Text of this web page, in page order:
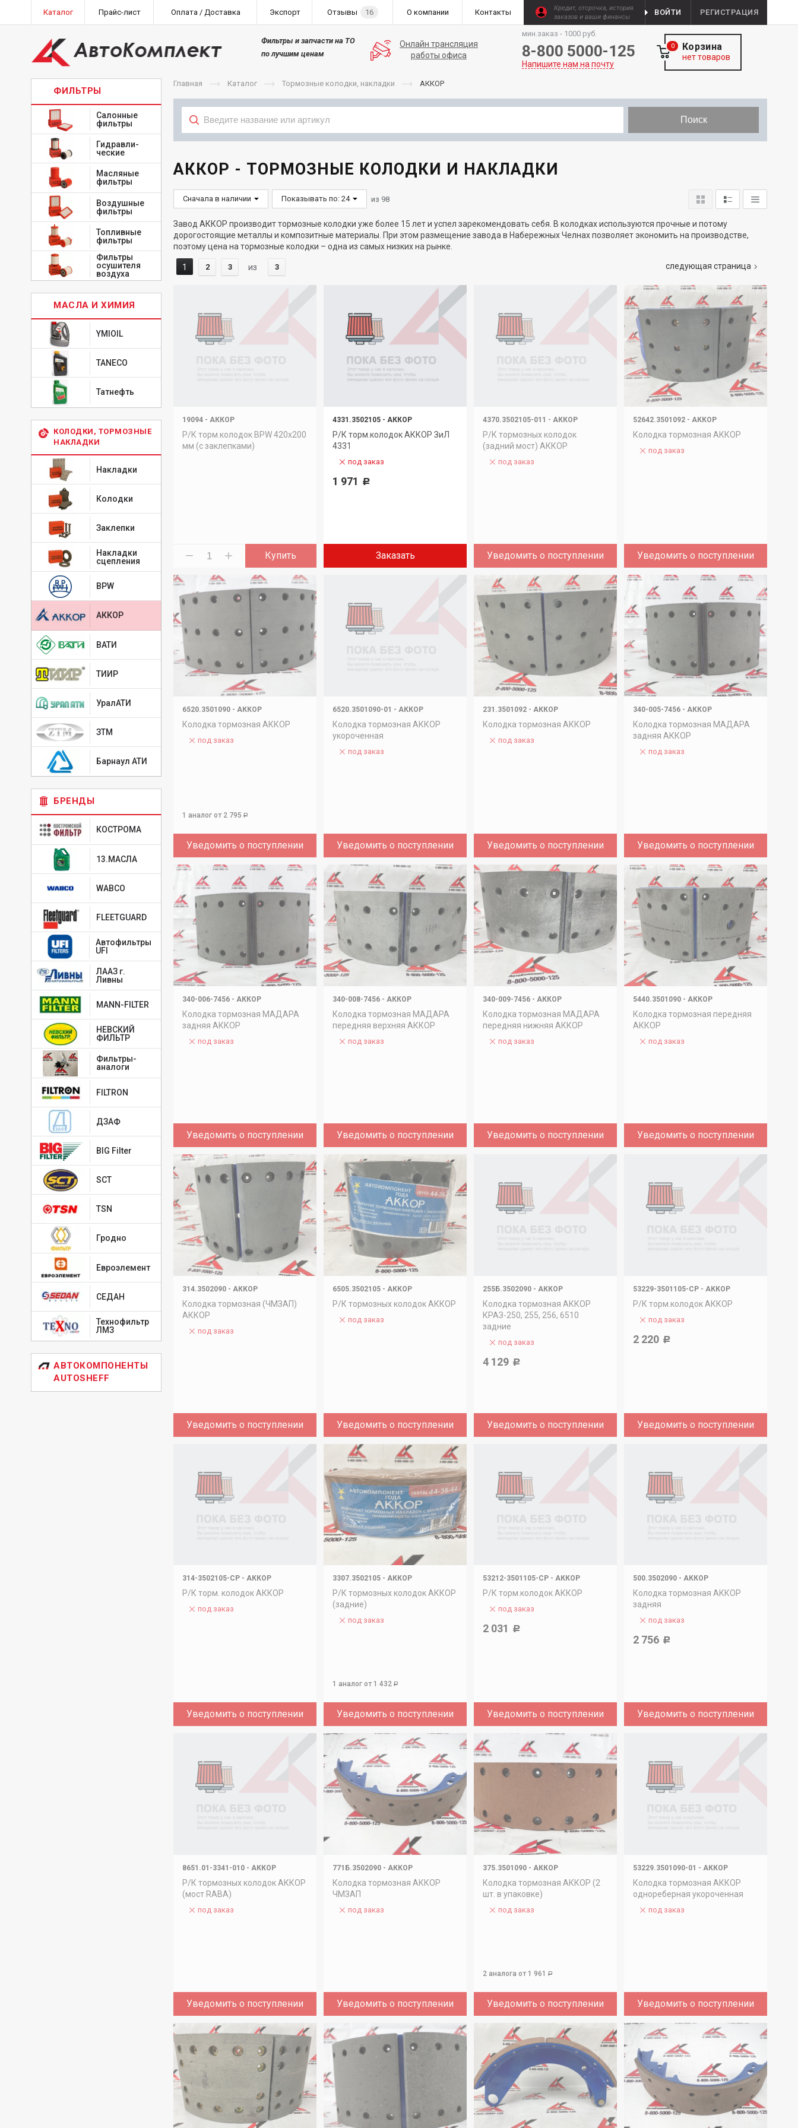
Каталог Прайс-лист Оплата / Доставка Экспорт Отзывы 16 О компании Контакты
Кредит, отсрочка, история
заказов и ваши финансы
ВОЙТИ РЕГИСТРАЦИЯ
Фильтры и запчасти на ТО
по лучшим ценам
Онлайн трансляция
работы офиса
мин.заказ - 1000 руб.
8-800 5000-125
Напишите нам на почту
Корзина
0
нет товаров
ФИЛЬТРЫ
Салонные
фильтры
Гидравли-
ческие
Масляные
фильтры
Воздушные
фильтры
Топливные
фильтры
Фильтры
осушителя
воздуха
МАСЛА И ХИМИЯ
YMIOIL
TANECO
Татнефть
КОЛОДКИ, ТОРМОЗНЫЕ
НАКЛАДКИ
Накладки
Колодки
Заклепки
Накладки
сцепления
BPW
АККОР
ВАТИ
ТИИР
УралАТИ
ЗТМ
Барнаул АТИ
БРЕНДЫ
КОСТРОМА
13.МАСЛА
WABCO
FLEETGUARD
Автофильтры
UFI
ЛААЗ г.
Ливны
MANN-FILTER
НЕВСКИЙ
ФИЛЬТР
Фильтры-
аналоги
FILTRON
ДЗАФ
BIG Filter
SCT
TSN
Гродно
Евроэлемент
СЕДАН
Технофильтр
ЛМЗ
АВТОКОМПОНЕНТЫ
AUTOSHEFF
Главная Каталог Тормозные колодки, накладки АККОР
Поиск
АККОР - ТОРМОЗНЫЕ КОЛОДКИ И НАКЛАДКИ
Сначала в наличии Показывать по: 24 из 98
Завод АККОР производит тормозные колодки уже более 15 лет и успел зарекомендовать себя. В колодках используются прочные и потому
дорогостоящие металлы и композитные материалы. При этом размещение завода в Набережных Челнах позволяет экономить на производстве,
поэтому цена на тормозные колодки – одна из самых низких на рынке.
1 2 3 из 3 следующая страница
19094 - АККОР
Р/К торм.колодок BPW 420x200
мм (с заклепками)
Купить
4331.3502105 - АККОР
Р/К торм.колодок АККОР ЗиЛ
4331
под заказ
1 971 Р
Заказать
4370.3502105-011 - АККОР
Р/К тормозных колодок
(задний мост) АККОР
под заказ
Уведомить о поступлении
52642.3501092 - АККОР
Колодка тормозная АККОР
под заказ
Уведомить о поступлении
6520.3501090 - АККОР
Колодка тормозная АККОР
под заказ
1 аналог от 2 795 Р
Уведомить о поступлении
6520.3501090-01 - АККОР
Колодка тормозная АККОР
укороченная
под заказ
Уведомить о поступлении
231.3501092 - АККОР
Колодка тормозная АККОР
под заказ
Уведомить о поступлении
340-005-7456 - АККОР
Колодка тормозная МАДАРА
задняя АККОР
под заказ
Уведомить о поступлении
340-006-7456 - АККОР
Колодка тормозная МАДАРА
задняя АККОР
под заказ
Уведомить о поступлении
340-008-7456 - АККОР
Колодка тормозная МАДАРА
передняя верхняя АККОР
под заказ
Уведомить о поступлении
340-009-7456 - АККОР
Колодка тормозная МАДАРА
передняя нижняя АККОР
под заказ
Уведомить о поступлении
5440.3501090 - АККОР
Колодка тормозная передняя
АККОР
под заказ
Уведомить о поступлении
314.3502090 - АККОР
Колодка тормозная (ЧМЗАП)
АККОР
под заказ
Уведомить о поступлении
6505.3502105 - АККОР
Р/К тормозных колодок АККОР
под заказ
Уведомить о поступлении
255Б.3502090 - АККОР
Колодка тормозная АККОР
КРАЗ-250, 255, 256, 6510
задние
под заказ
4 129 Р
Уведомить о поступлении
53229-3501105-СР - АККОР
Р/К торм.колодок АККОР
под заказ
2 220 Р
Уведомить о поступлении
314-3502105-СР - АККОР
Р/К торм. колодок АККОР
под заказ
Уведомить о поступлении
3307.3502105 - АККОР
Р/К тормозных колодок АККОР
(задние)
под заказ
1 аналог от 1 432 Р
Уведомить о поступлении
53212-3501105-СР - АККОР
Р/К торм.колодок АККОР
под заказ
2 031 Р
Уведомить о поступлении
500.3502090 - АККОР
Колодка тормозная АККОР
задняя
под заказ
2 756 Р
Уведомить о поступлении
8651.01-3341-010 - АККОР
Р/К тормозных колодок АККОР
(мост RABA)
под заказ
Уведомить о поступлении
771Б.3502090 - АККОР
Колодка тормозная АККОР
ЧМЗАП
под заказ
Уведомить о поступлении
375.3501090 - АККОР
Колодка тормозная АККОР (2
шт. в упаковке)
под заказ
2 аналога от 1 961 Р
Уведомить о поступлении
53229.3501090-01 - АККОР
Колодка тормозная АККОР
однореберная укороченная
под заказ
Уведомить о поступлении